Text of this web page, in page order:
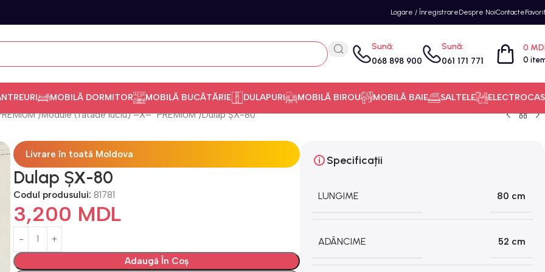
Logare / ÎnregistrareDespre NoiContacte
Sună:
068 898 900
Sună:
061 171 771 0
0
MOBILĂ DORMITOR MOBILĂ BUCĂTĂRIE DULAPURI MOBILĂ BIROU MOBILĂ BAIE SALTELE
Module (fatade luciu) =Х= "PREMIUM" Dulap ȘХ-80
Livrare în toată Moldova
Dulap ȘХ-80
Codul produsului: 81781
3,200 MDL
Adaugă În Coș
Specificații
LUNGIME 80 cm
ADÂNCIME 52 cm